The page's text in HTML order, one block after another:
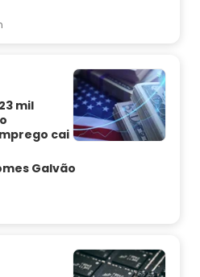
mil
cai
Galvão